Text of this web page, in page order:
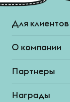
Для клиентов
О компании
Партнеры
Награды